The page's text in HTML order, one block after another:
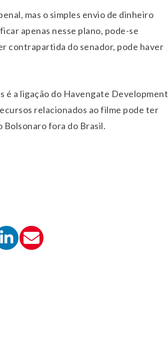
mas o simples envio de dinheiro
apenas nesse plano, pode-se
contrapartida do senador, pode haver
a ligação do Havengate Development
relacionados ao filme pode ter
Bolsonaro fora do Brasil.